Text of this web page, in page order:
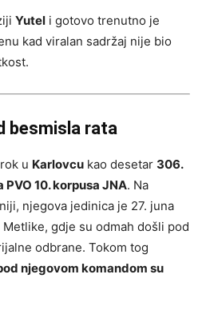
Yutel i gotovo trenutno je
kad viralan sadržaj nije bio
besmisla rata
u Karlovcu kao desetar 306.
10. korpusa JNA. Na
njegova jedinica je 27. juna
Metlike, gdje su odmah došli pod
odbrane. Tokom tog
njegovom komandom su